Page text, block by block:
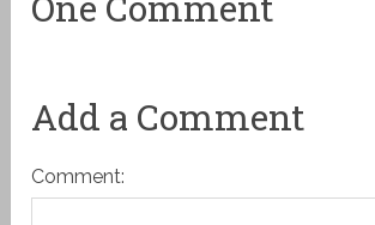
Add a Comment
Comment: